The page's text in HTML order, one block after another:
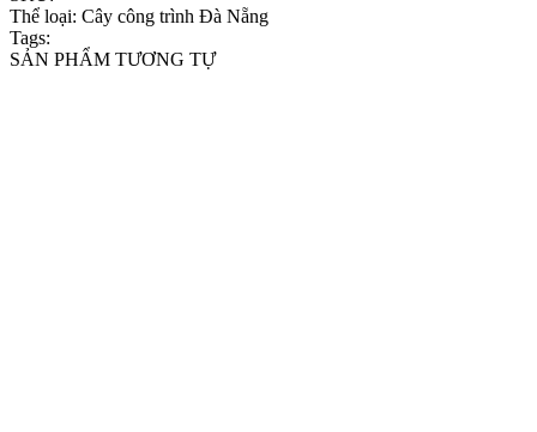
Thể loại: Cây công trình Đà Nẵng
Tags:
SẢN PHẨM TƯƠNG TỰ